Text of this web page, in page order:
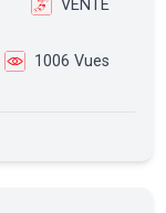
VENTE
1006 Vues